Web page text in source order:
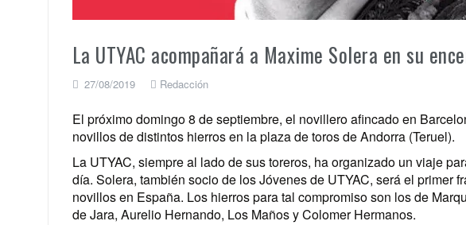
La UTYAC acompañará a Maxime Solera en su
27/08/2019 Redacción
El próximo domingo 8 de septiembre, el novillero afincado en
novillos de distintos hierros en la plaza de toros de Andorra (Teruel).
La UTYAC, siempre al lado de sus toreros, ha organizado un viaje
día. Solera, también socio de los Jóvenes de UTYAC, será el primer
novillos en España. Los hierros para tal compromiso son los de
de Jara, Aurelio Hernando, Los Maños y Colomer Hermanos.